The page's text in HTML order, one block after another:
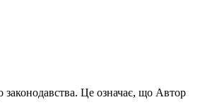
законодавства. Це означає, що Автор